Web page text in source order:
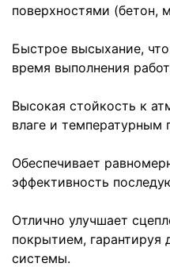
поверхностями (бетон,
Быстрое высыхание,
время выполнения
Высокая стойкость к
влаге и температурным
Обеспечивает
эффективность
Отлично улучшает
покрытием, гарантируя
системы.